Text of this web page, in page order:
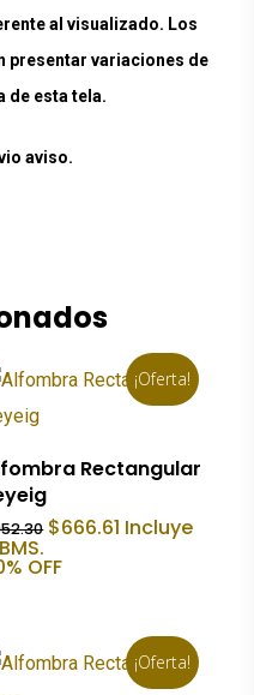
al visualizado. Los
presentar variaciones de
de esta tela.
aviso.
¡Oferta!
Añadir Al Carrito
Rectangular
El
original
$666.61 El
precio
Incluye
OFF
¡Oferta!